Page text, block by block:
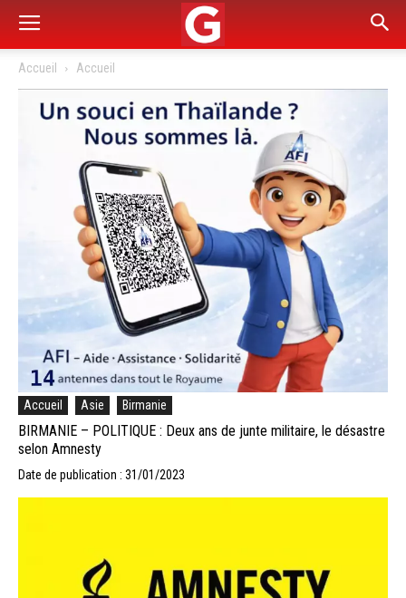
Accueil Accueil
Accueil Asie Birmanie
BIRMANIE – POLITIQUE : Deux ans de junte militaire, le désastre
selon Amnesty
Date de publication : 31/01/2023